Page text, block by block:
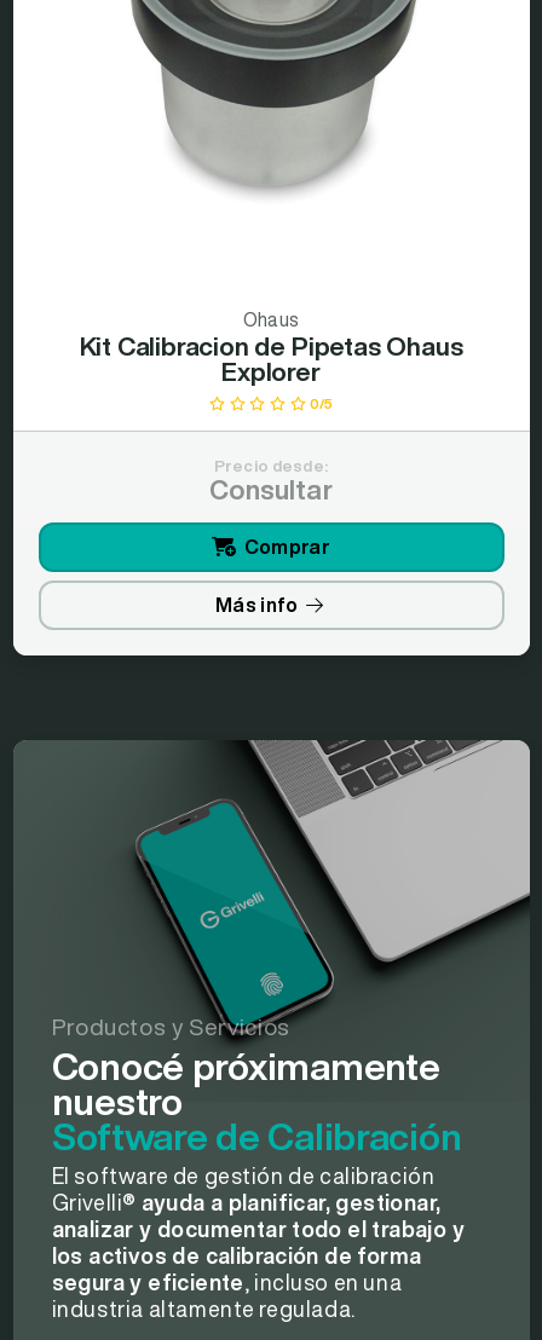
Ohaus
Kit Calibracion de Pipetas Ohaus
Explorer
0/5
Precio desde:
Consultar
Comprar
Más info
Productos y Servicios
Conocé próximamente
nuestro
Software de Calibración
El software de gestión de calibración
Grivelli® ayuda a planificar, gestionar,
analizar y documentar todo el trabajo y
los activos de calibración de forma
segura y eficiente , incluso en una
industria altamente regulada.